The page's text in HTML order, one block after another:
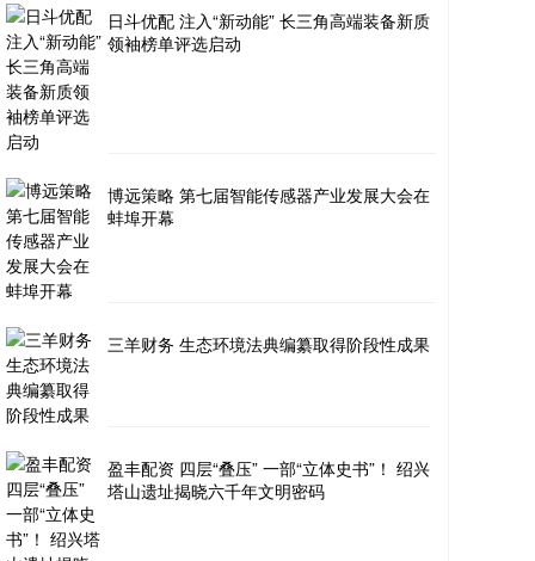
日斗优配 注入“新动能” 长三角高端装备新质
领袖榜单评选启动
博远策略 第七届智能传感器产业发展大会在
蚌埠开幕
三羊财务 生态环境法典编纂取得阶段性成果
盈丰配资 四层“叠压” 一部“立体史书”！ 绍兴
塔山遗址揭晓六千年文明密码